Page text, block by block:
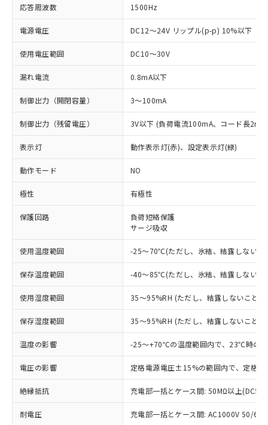
応答周波数 1500Hz
電源電圧 DC12～24V リップル(p-p) 10%以下
使用電圧範囲 DC10～30V
漏れ電流 0.8mA以下
制御出力（開閉容量） 3～100mA
制御出力（残留電圧） 3V以下 (負荷電流100mA、コード長2m
表示灯 動作表示灯(赤)、設定表示灯(緑)
動作モード NO
極性 有極性
保護回路
負荷短絡保護
サージ吸収
使用温度範囲 -25～70℃(ただし、氷結、結露しないこ
保存温度範囲 -40～85℃(ただし、氷結、結露しないこ
使用湿度範囲 35～95%RH (ただし、結露しないこと)
保存湿度範囲 35～95%RH (ただし、結露しないこと)
温度の影響 -25～+70℃の温度範囲内で、23℃時の
電圧の影響 定格電源電圧±15%の範囲内で、定格
絶縁抵抗 充電部一括とケース間: 50MΩ以上
耐電圧 充電部一括とケース間: AC1000V 50/
ご利用条件
以下の条件をお読みいただき、同意のうえ
ご利用ください。
商品の当社在庫状況および標準価格
(税抜)を提供させていただくもので
当社制御機器事業取扱商品の中には、
本サービスの対象外となる商品もある
ことをご了承ください。
在庫状況および標準価格照会結果は、
記載している更新日時点での社内デー
※1 対応状況
対応済み：EU RoHS指令（10物質）の
非含有に対応した製品が提供可能な商品で
す。
対応予定：EU RoHS指令（10物質）の非含
有に対応した製品に切り替える予定のある
商品です。
対応予定なし：EU RoHS指令（10物質）の
非含有に非対応の商品で、対応品を出す予
定はありません。
調査・確認中：EU RoHS指令（10物質）の
非含有の対応状況を調査中または確認中の
非該当品：ライセンス料など無形物で、有
害物質有無と関係のない商品です。
仕入先様の事情により、非含有部品として
いたものが、含有品と判明した場合などや
むを得ず変更することがあります。
*EU RoHS指令（10物質）：
※1 中国RoHS○×表
「○」：最大均質材料含有率が中国RoHSの
基準値以下であることを示します。
「×」：最大均質材料含有率が中国RoHSの
基準値を超えていることを示します。
「－」：未確認です。当社販売部門へお問
い合わせください。
当社は、これら貴社製品のうち、外国
為替および外国貿易法に定める商品
（以下｢規制貨物等」という）を輸出